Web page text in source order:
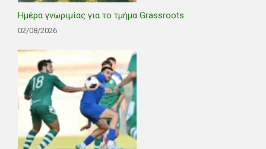
Ημέρα γνωριμίας για το τμήμα Grassroots
02/08/2026